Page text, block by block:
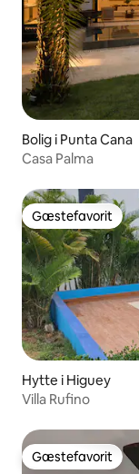
Bolig i Punta Cana
Casa Palma
Gæstefavorit
Gæstefavorit
Hytte i Higuey
Villa Rufino
Gæstefavorit
Gæstefavorit